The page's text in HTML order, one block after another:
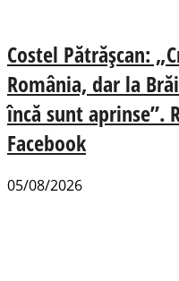
Costel Pătrășcan:
România, dar la
încă sunt aprinse”.
Facebook
05/08/2026